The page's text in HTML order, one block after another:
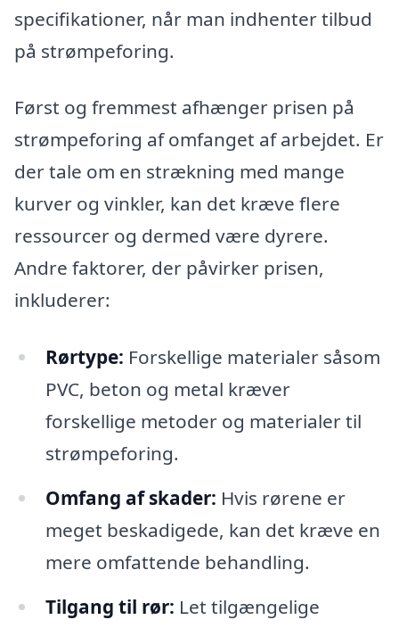
specifikationer, når man indhenter tilbud
på strømpeforing.
Først og fremmest afhænger prisen på
strømpeforing af omfanget af arbejdet. Er
der tale om en strækning med mange
kurver og vinkler, kan det kræve flere
ressourcer og dermed være dyrere.
Andre faktorer, der påvirker prisen,
inkluderer:
Rørtype: Forskellige materialer såsom
PVC, beton og metal kræver
forskellige metoder og materialer til
strømpeforing.
Omfang af skader: Hvis rørene er
meget beskadigede, kan det kræve en
mere omfattende behandling.
Tilgang til rør: Let tilgængelige